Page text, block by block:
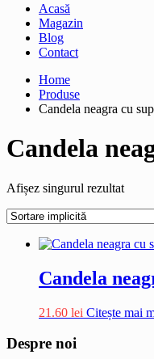
Acasă
Magazin
Blog
Contact
Home
Produse
Candela neagra cu
Candela
Afișez singurul rezultat
Candela
21.60 lei Citește mai
Despre noi